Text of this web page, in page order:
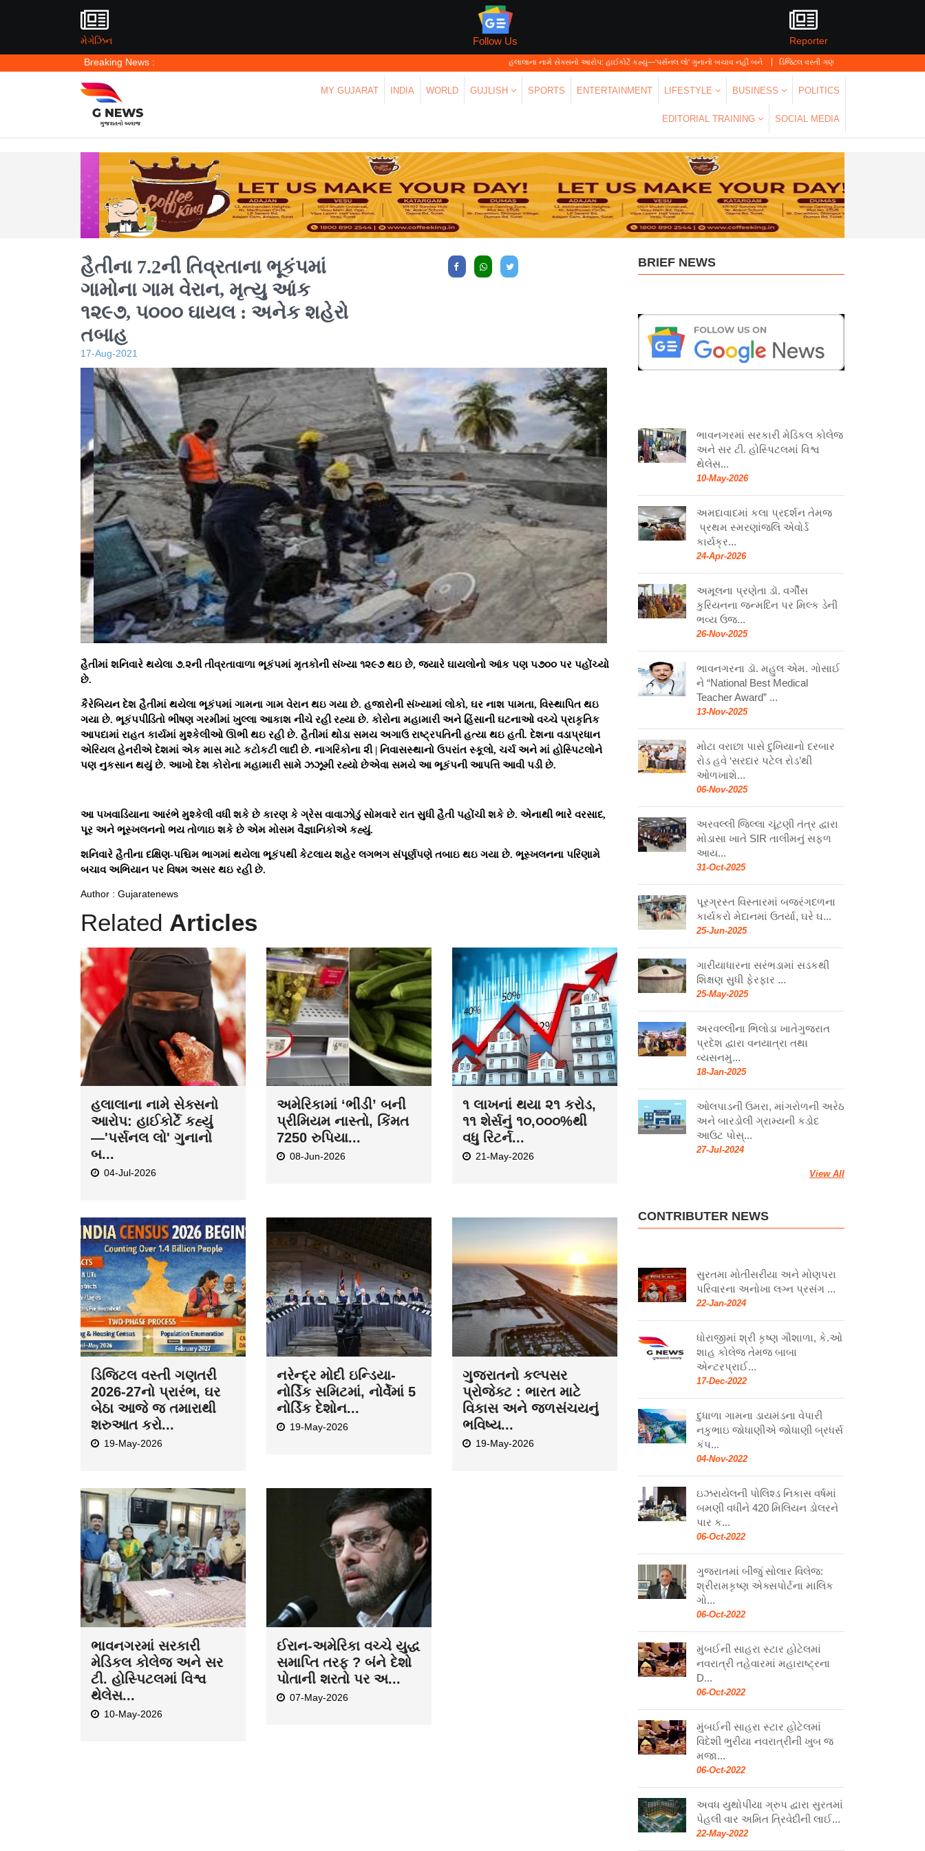
મેગેઝિન Follow Us
Reporter
Breaking News :
હલાલાના નામે સેક્સનો આરોપ: હાઈકોર્ટે કહ્યું—'પર્સનલ લો' ગુનાનો બચાવ નહીં બને ડિજિટલ વસ્તી ગણતરી 2026-27નો પ્રારંભ, ઘર બેઠા આજે
MY GUJARAT INDIA WORLD GUJLISH SPORTS ENTERTAINMENT LIFESTYLE BUSINESS POLITICS
EDITORIAL TRAINING SOCIAL MEDIA
હૈતીના 7.2ની તિવ્રતાના ભૂકંપમાં
ગામોના ગામ વેરાન, મૃત્યુ આંક
૧૨૯૭, ૫૦૦૦ ઘાયલ : અનેક શહેરો
તબાહ
17-Aug-2021
હૈતીમાં શનિવારે થયેલા ૭.૨ની તીવ્રતાવાળા ભૂકંપમાં મૃતકોની સંખ્યા ૧૨૯૭ થઇ છે, જ્યારે ઘાયલોનો આંક પણ ૫૭૦૦ પર પહોંચ્યો
છે.
કૈરેબિયન દેશ હૈતીમાં થયેલા ભૂકંપમાં ગામના ગામ વેરાન થઇ ગયા છે. હજારોની સંખ્યામાં લોકો, ઘર નાશ પામતા, વિસ્થાપિત થઇ
ગયા છે. ભૂકંપપીડિતો ભીષણ ગરમીમાં ખુલ્લા આકાશ નીચે રહી રહ્યા છે. કોરોના મહામારી અને હિંસાની ઘટનાઓ વચ્ચે પ્રાકૃતિક
આપદામાં રાહત કાર્યમાં મુશ્કેલીઓ ઊભી થઇ રહી છે. હૈતીમાં થોડા સમય અગાઉ રાષ્ટ્રપતિની હત્યા થઇ હતી. દેશના વડાપ્રધાન
એરિયલ હેનરીએ દેશમાં એક માસ માટે કટોકટી લાદી છે. નાગરિકોના ૨ી | નિવાસસ્થાનો ઉપરાંત સ્કૂલો, ચર્ચ અને માં હોસ્પિટલોને
પણ નુકસાન થયું છે. આખો દેશ કોરોના મહામારી સામે ઝઝૂમી રહ્યો છેએવા સમયે આ ભૂકંપની આપત્તિ આવી પડી છે.
આ પખવાડિયાના આરંભે મુશ્કેલી વધી શકે છે કારણ કે ગ્રેસ વાવાઝોડું સોમવારે રાત સુધી હૈતી પહોંચી શકે છે. એનાથી ભારે વરસાદ,
પૂર અને ભૂસ્ખલનનો ભય તોળાઇ શકે છે એમ મોસમ વૈજ્ઞાનિકોએ કહ્યું.
શનિવારે હૈતીના દક્ષિણ-પશ્ચિમ ભાગમાં થયેલા ભૂકંપથી કેટલાય શહેર લગભગ સંપૂર્ણપણે તબાઇ થઇ ગયા છે. ભૂસ્ખલનના પરિણામે
બચાવ અભિયાન પર વિષમ અસર થઇ રહી છે.
Author : Gujaratenews
Related Articles
હલાલાના નામે સેક્સનો
આરોપ: હાઈકોર્ટે કહ્યું
—'પર્સનલ લો' ગુનાનો
બ...
04-Jul-2026
અમેરિકામાં ‘ભીંડી’ બની
પ્રીમિયમ નાસ્તો, કિંમત
7250 રુપિયા...
08-Jun-2026
૧ લાખનાં થયા ૨૧ કરોડ,
૧૧ શેર્સનું ૧૦,૦૦૦%થી
વધુ રિટર્ન...
21-May-2026
ડિજિટલ વસ્તી ગણતરી
2026-27નો પ્રારંભ, ઘર
બેઠા આજે જ તમારાથી
શરુઆત કરો...
19-May-2026
નરેન્દ્ર મોદી ઇન્ડિયા-
નોર્ડિક સમિટમાં, નોર્વેમાં 5
નોર્ડિક દેશોન...
19-May-2026
ગુજરાતનો કલ્પસર
પ્રોજેક્ટ : ભારત માટે
વિકાસ અને જળસંચયનું
ભવિષ્ય...
19-May-2026
ભાવનગરમાં સરકારી
મેડિકલ કોલેજ અને સર
ટી. હોસ્પિટલમાં વિશ્વ
થેલેસ...
10-May-2026
ઈરાન-અમેરિકા વચ્ચે યુદ્ધ
સમાપ્તિ તરફ ? બંને દેશો
પોતાની શરતો પર અ...
07-May-2026
BRIEF NEWS
ભાવનગરમાં સરકારી મેડિકલ કોલેજ
અને સર ટી. હોસ્પિટલમાં વિશ્વ
થેલેસ...
10-May-2026
અમદાવાદમાં કલા પ્રદર્શન તેમજ
પ્રથમ સ્મરણાંજલિ એવોર્ડ
કાર્યક્ર...
24-Apr-2026
અમૂલના પ્રણેતા ડૉ. વર્ગીસ
કુરિયનના જન્મદિન પર મિલ્ક ડેની
ભવ્ય ઉજ...
26-Nov-2025
ભાવનગરના ડૉ. મહુલ એમ. ગોસાઈ
ને “National Best Medical
Teacher Award” ...
13-Nov-2025
મોટા વરાછા પાસે દુખિયાનો દરબાર
રોડ હવે ‘સરદાર પટેલ રોડ’થી
ઓળખાશે...
06-Nov-2025
અરવલ્લી જિલ્લા ચૂંટણી તંત્ર દ્વારા
મોડાસા ખાતે SIR તાલીમનું સફળ
આય...
31-Oct-2025
પૂરગ્રસ્ત વિસ્તારમાં બજરંગદળના
કાર્યકરો મેદાનમાં ઉતર્યા, ઘરે ઘ...
25-Jun-2025
ગારીયાધારના સરંભડામાં સડકથી
શિક્ષણ સુધી ફેરફાર ...
25-May-2025
અરવલ્લીના ભિલોડા ખાતેગુજરાત
પ્રદેશ દ્વારા વનયાત્રા તથા
વ્યસનમુ...
18-Jan-2025
ઓલપાડની ઉમરા, માંગરોળની અરેઠ
અને બારડોલી ગ્રામ્યની કડોદ
આઉટ પોસ્...
27-Jul-2024
View All
CONTRIBUTER NEWS
સુરતમા મોતીસરીયા અને મોણપરા
પરિવારના અનોખા લગ્ન પ્રસંગ ...
22-Jan-2024
ધોરાજીમાં શ્રી કૃષ્ણ ગૌશાળા, કે.ઓ
શાહ કોલેજ તેમજ બાબા
એન્ટરપ્રાઈ...
17-Dec-2022
દુધાળા ગામના ડાયમંડના વેપારી
નકુભાઇ જોધાણીએ જોધાણી બ્રધર્સ
કંપ...
04-Nov-2022
ઇઝરાયેલની પોલિશ્ડ નિકાસ વર્ષમાં
બમણી વધીને 420 મિલિયન ડોલરને
પાર ક...
06-Oct-2022
ગુજરાતમાં બીજું સોલાર વિલેજ:
શ્રીરામકૃષ્ણ એક્સપોર્ટના માલિક
ગો...
06-Oct-2022
મુંબઈની સાહરા સ્ટાર હોટેલમાં
નવરાત્રી તહેવારમાં મહારાષ્ટ્રના
D...
06-Oct-2022
મુંબઈની સાહરા સ્ટાર હોટેલમાં
વિદેશી ભુરીયા નવરાત્રીની ખુબ જ
મજા...
06-Oct-2022
અવધ યુથોપીયા ગ્રુપ દ્વારા સુરતમાં
પેહલી વાર અમિત ત્રિવેદીની લાઈ...
22-May-2022